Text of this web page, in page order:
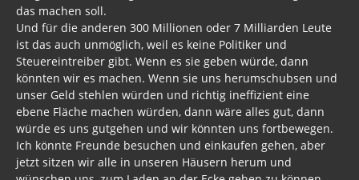
das machen soll.
Und für die anderen 300 Millionen oder 7 Milliarden Leute
ist das auch unmöglich, weil es keine Politiker und
Steuereintreiber gibt. Wenn es sie geben würde, dann
könnten wir es machen. Wenn sie uns herumschubsen und
unser Geld stehlen würden und richtig ineffizient eine
ebene Fläche machen würden, dann wäre alles gut, dann
würde es uns gutgehen und wir könnten uns fortbewegen.
Ich könnte Freunde besuchen und einkaufen gehen, aber
jetzt sitzen wir alle in unseren Häusern herum und